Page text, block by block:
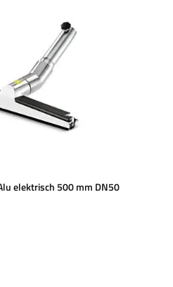
elektrisch 500 mm DN50